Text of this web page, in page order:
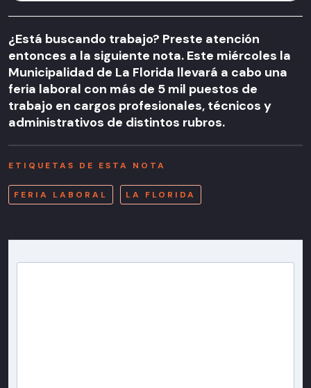
¿Está buscando trabajo? Preste atención
entonces a la siguiente nota. Este miércoles la
Municipalidad de La Florida llevará a cabo una
feria laboral con más de 5 mil puestos de
trabajo en cargos profesionales, técnicos y
administrativos de distintos rubros.
ETIQUETAS DE ESTA NOTA
FERIA LABORAL LA FLORIDA